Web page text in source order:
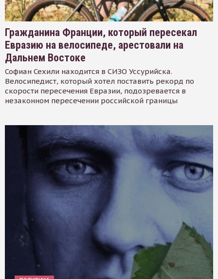
Гражданина Франции, который пересекал
Евразию на велосипеде, арестовали на
Дальнем Востоке
Софиан Сехили находится в СИЗО Уссурийска.
Велосипедист, который хотел поставить рекорд по
скорости пересечения Евразии, подозревается в
незаконном пересечении российской границы